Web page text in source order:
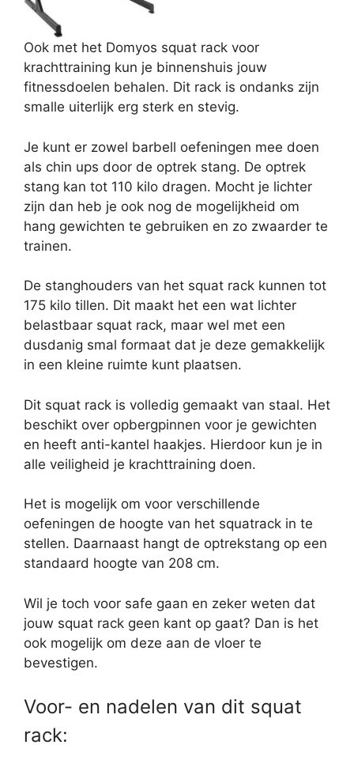
Ook met het Domyos squat rack voor
krachttraining kun je binnenshuis jouw
fitnessdoelen behalen. Dit rack is ondanks zijn
smalle uiterlijk erg sterk en stevig.
Je kunt er zowel barbell oefeningen mee doen
als chin ups door de optrek stang. De optrek
stang kan tot 110 kilo dragen. Mocht je lichter
zijn dan heb je ook nog de mogelijkheid om
hang gewichten te gebruiken en zo zwaarder te
trainen.
De stanghouders van het squat rack kunnen tot
175 kilo tillen. Dit maakt het een wat lichter
belastbaar squat rack, maar wel met een
dusdanig smal formaat dat je deze gemakkelijk
in een kleine ruimte kunt plaatsen.
Dit squat rack is volledig gemaakt van staal. Het
beschikt over opbergpinnen voor je gewichten
en heeft anti-kantel haakjes. Hierdoor kun je in
alle veiligheid je krachttraining doen.
Het is mogelijk om voor verschillende
oefeningen de hoogte van het squatrack in te
stellen. Daarnaast hangt de optrekstang op een
standaard hoogte van 208 cm.
Wil je toch voor safe gaan en zeker weten dat
jouw squat rack geen kant op gaat? Dan is het
ook mogelijk om deze aan de vloer te
bevestigen.
Voor- en nadelen van dit squat
rack: